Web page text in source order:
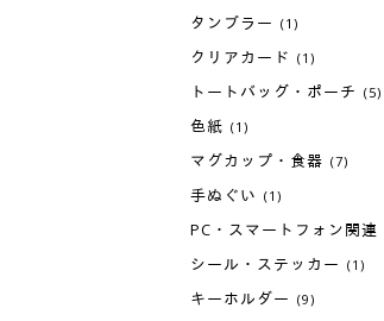
タンブラー (1)
クリアカード (1)
トートバッグ・ポーチ (5)
色紙 (1)
マグカップ・食器 (7)
手ぬぐい (1)
PC・スマートフォン関連
シール・ステッカー (1)
キーホルダー (9)